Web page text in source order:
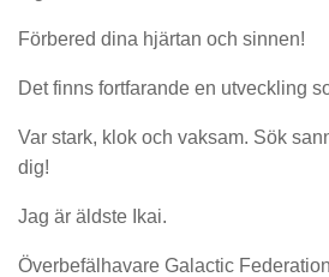
Förbered dina hjärtan och sinnen!
Det finns fortfarande en utveckling
Var stark, klok och vaksam. Sök
dig!
Jag är äldste Ikai.
Överbefälhavare Galactic